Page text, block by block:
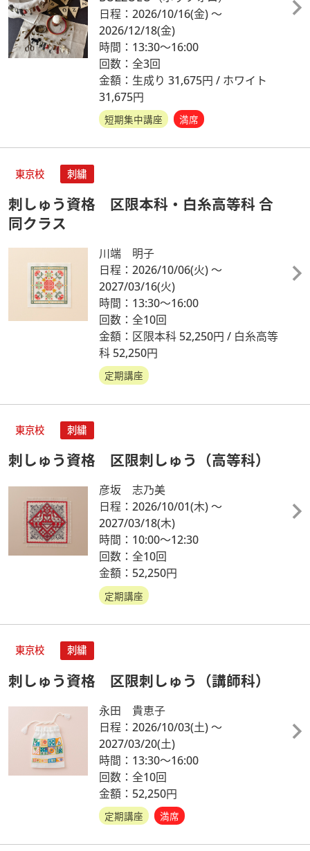
日程：2026/10/16(金)～
2026/12/18(金)
時間：13:30～16:00
回数：全3回
金額：生成り 31,675円 / ホワイト
31,675円
短期集中講座 満席
東京校 刺繍
刺しゅう資格 区限本科・白糸高等科 合
同クラス
川端 明子
日程：2026/10/06(火)～
2027/03/16(火)
時間：13:30～16:00
回数：全10回
金額：区限本科 52,250円 / 白糸高等
科 52,250円
定期講座
東京校 刺繍
刺しゅう資格 区限刺しゅう（高等科）
彦坂 志乃美
日程：2026/10/01(木)～
2027/03/18(木)
時間：10:00～12:30
回数：全10回
金額：52,250円
定期講座
東京校 刺繍
刺しゅう資格 区限刺しゅう（講師科）
永田 貴恵子
日程：2026/10/03(土)～
2027/03/20(土)
時間：13:30～16:00
回数：全10回
金額：52,250円
定期講座 満席